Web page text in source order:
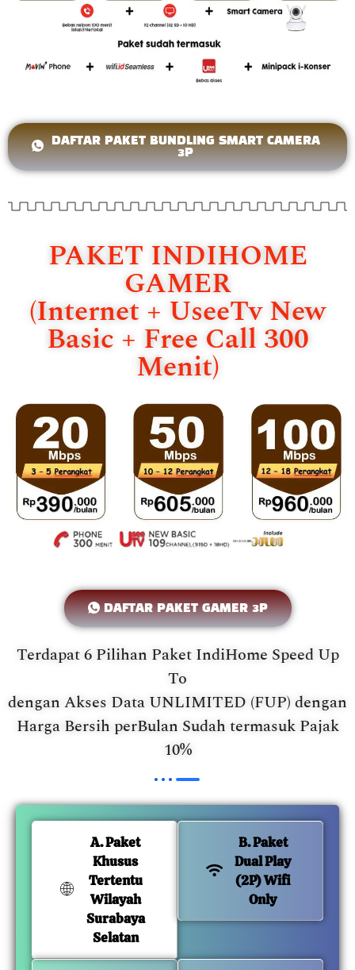
DAFTAR PAKET BUNDLING SMART CAMERA
3P
PAKET INDIHOME
GAMER
(Internet + UseeTv New
Basic + Free Call 300
Menit)
DAFTAR PAKET GAMER 3P
Terdapat 6 Pilihan Paket IndiHome Speed Up
To
dengan Akses Data UNLIMITED (FUP) dengan
Harga Bersih perBulan Sudah termasuk Pajak
10%
A. Paket
Khusus
Tertentu
Wilayah
Surabaya
Selatan
B. Paket
Dual Play
(2P) Wifi
Only